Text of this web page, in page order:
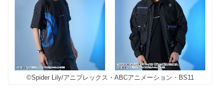
©Spider Lily/アニプレックス・ABCアニメーション・BS11